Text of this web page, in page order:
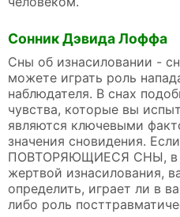
Сонник Дэвида Лоффа
Сны об изнасиловании -
можете играть роль
наблюдателя. В снах
чувства, которые вы
являются ключевыми
значения сновидения.
ПОВТОРЯЮЩИЕСЯ СНЫ, в
жертвой изнасилования,
определить, играет ли в
либо роль